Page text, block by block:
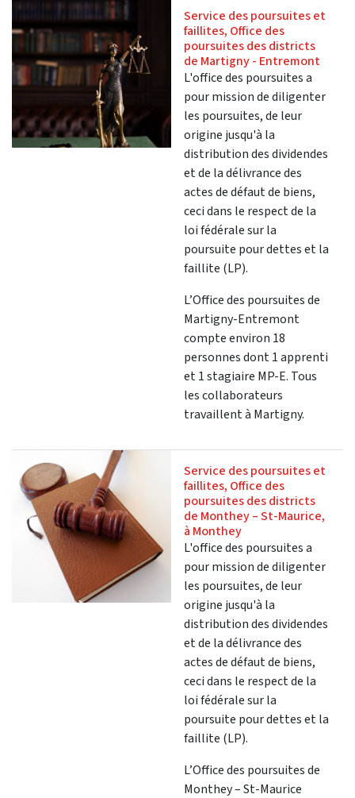
Service des poursuites et
faillites, Office des
poursuites des districts
de Martigny - Entremont
L'office des poursuites a
pour mission de diligenter
les poursuites, de leur
origine jusqu'à la
distribution des dividendes
et de la délivrance des
actes de défaut de biens,
ceci dans le respect de la
loi fédérale sur la
poursuite pour dettes et la
faillite (LP).
L’Office des poursuites de
Martigny-Entremont
compte environ 18
personnes dont 1 apprenti
et 1 stagiaire MP-E. Tous
les collaborateurs
travaillent à Martigny.
Service des poursuites et
faillites, Office des
poursuites des districts
de Monthey – St-Maurice,
à Monthey
L'office des poursuites a
pour mission de diligenter
les poursuites, de leur
origine jusqu'à la
distribution des dividendes
et de la délivrance des
actes de défaut de biens,
ceci dans le respect de la
loi fédérale sur la
poursuite pour dettes et la
faillite (LP).
L’Office des poursuites de
Monthey – St-Maurice